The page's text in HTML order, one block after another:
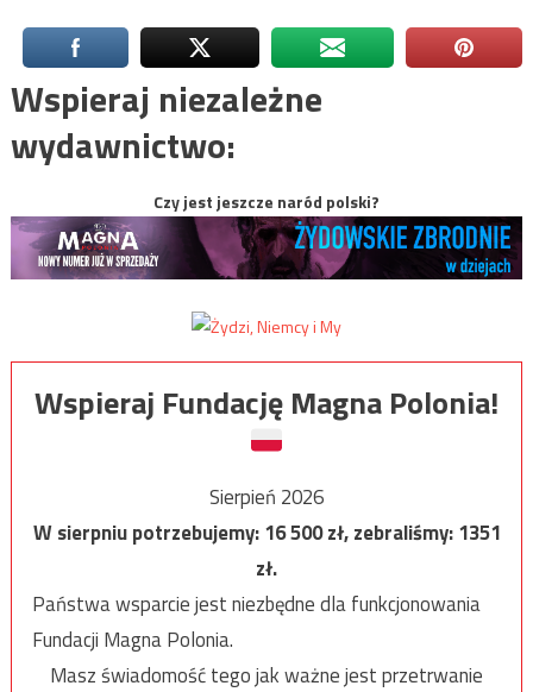
Wspieraj niezależne
wydawnictwo:
Czy jest jeszcze naród polski?
Wspieraj Fundację Magna Polonia!
Sierpień 2026
W sierpniu potrzebujemy:16 500zł, zebraliśmy:1351
zł.
Państwa wsparcie jest niezbędne dla funkcjonowania
Fundacji Magna Polonia.
Masz świadomość tego jak ważne jest przetrwanie